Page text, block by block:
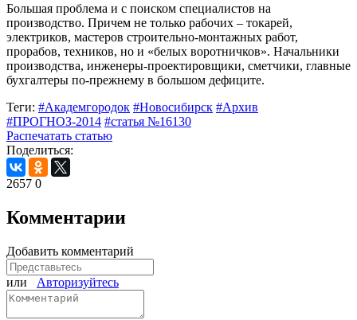
Большая проблема и с поиском специалистов на
производство. Причем не только рабочих – токарей,
электриков, мастеров строительно-монтажных работ,
прорабов, техников, но и «белых воротничков». Начальники
производства, инженеры-проектировщики, сметчики, главные
бухгалтеры по-прежнему в большом дефиците.
Теги: #Академгородок #Новосибирск #Архив
#ПРОГНОЗ-2014 #статья №16130
Распечатать статью
Поделиться:
2657 0
Комментарии
Добавить комментарий
или Авторизуйтесь